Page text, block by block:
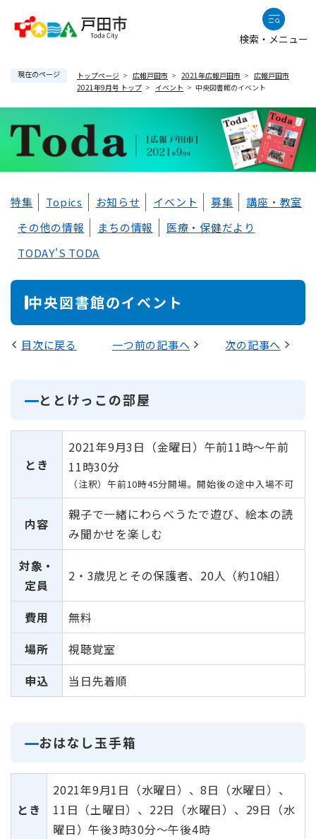
で
検索・メニュー
現在のページ トップページ > 広報戸田市 > 2021年広報戸田市 > 広報戸田市
2021年9月号 トップ > イベント > 中央図書館のイベント
文
特集 Topics お知らせ イベント 募集
講座・教室
その他の情報
まちの情報
医療・保健だより
TODAY'S TODA
中央図書館のイベント
目次に戻る 次の記事へ
一つ前の記事へ
ととけっこの部屋
とき
2021年9月3日（金曜日）午前11時～午前
11時30分
（注釈）午前10時45分開場。開始後の途中入場不可
内容
親子で一緒にわらべうたで遊び、絵本の読
み聞かせを楽しむ
対象・
定員
2・3歳児とその保護者、20人（約10組）
費用
無料
場所
視聴覚室
申込
当日先着順
おはなし玉手箱
とき
2021年9月1日（水曜日）、8日（水曜日）、
11日（土曜日）、22日（水曜日）、29日（水
曜日）午後3時30分～午後4時